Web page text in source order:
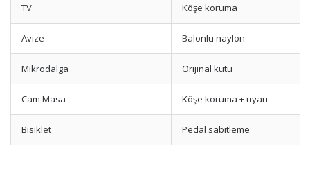
TV Köşe koruma
Avize Balonlu naylon
Mikrodalga Orijinal kutu
Cam Masa Köşe koruma + uyarı
Bisiklet Pedal sabitleme